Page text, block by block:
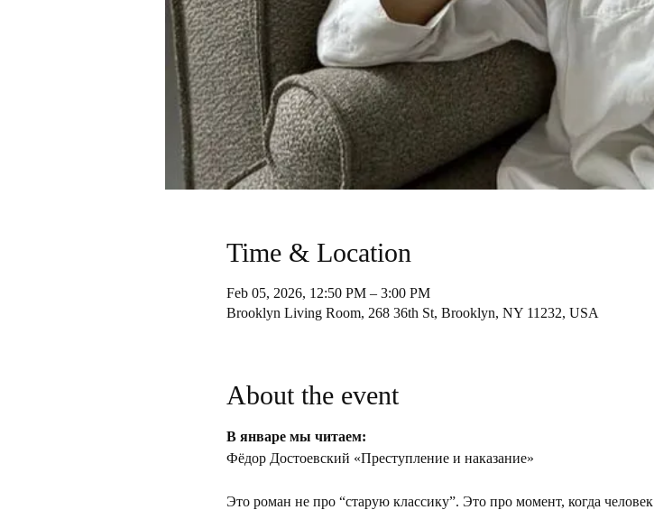
Time & Location
Feb 05, 2026, 12:50 PM – 3:00 PM
Brooklyn Living Room, 268 36th St, Brooklyn, NY 11232, USA
About the event
В январе мы читаем:
Фёдор Достоевский «Преступление и наказание»
Это роман не про “старую классику”. Это про момент, когда человек